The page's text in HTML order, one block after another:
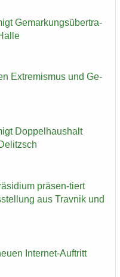
Ge­mar­kungs­über­tra­
Ex­tre­mis­mus und Ge­
Dop­pel­haus­halt
präsen-​tiert
aus Trav­nik und
Internet-​Auftritt